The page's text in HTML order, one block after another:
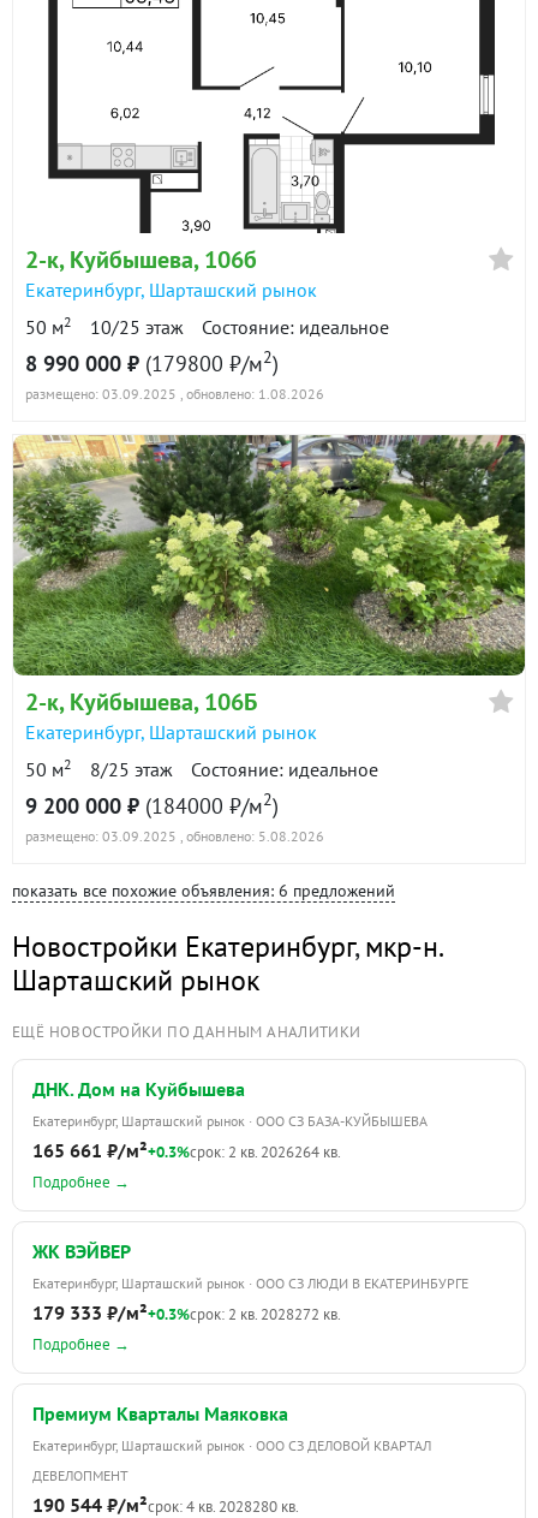
2-к, Куйбышева, 106б
Екатеринбург, Шарташский рынок
50 м2 10/25 этаж Состояние: идеальное
8 990 000 ₽ (179800 ₽/м2)
размещено: 03.09.2025 , обновлено: 1.08.2026
2-к, Куйбышева, 106Б
Екатеринбург, Шарташский рынок
50 м2 8/25 этаж Состояние: идеальное
9 200 000 ₽ (184000 ₽/м2)
размещено: 03.09.2025 , обновлено: 5.08.2026
показать все похожие объявления: 6 предложений
Новостройки Екатеринбург,мкр-н.
Шарташский рынок
ЕЩЁ НОВОСТРОЙКИ ПО ДАННЫМ АНАЛИТИКИ
ДНК. Дом на Куйбышева
Екатеринбург, Шарташский рынок · ООО СЗ БАЗА-КУЙБЫШЕВА
165 661 ₽/м²+0.3%срок: 2 кв. 2026264 кв.
Подробнее →
ЖК ВЭЙВЕР
Екатеринбург, Шарташский рынок · ООО СЗ ЛЮДИ В ЕКАТЕРИНБУРГЕ
179 333 ₽/м²+0.3%срок: 2 кв. 2028272 кв.
Подробнее →
Премиум Кварталы Маяковка
Екатеринбург, Шарташский рынок · ООО СЗ ДЕЛОВОЙ КВАРТАЛ
ДЕВЕЛОПМЕНТ
190 544 ₽/м²срок: 4 кв. 2028280 кв.